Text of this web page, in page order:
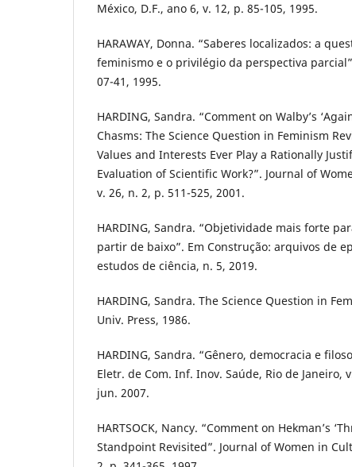
México, D.F., ano 6, v. 12, p. 85-105, 1995.
HARAWAY, Donna. “Saberes localizados: a
feminismo e o privilégio da perspectiva
07-41, 1995.
HARDING, Sandra. “Comment on Walby’s
Chasms: The Science Question in Feminism
Values and Interests Ever Play a Rationally
Evaluation of Scientific Work?”. Journal of
v. 26, n. 2, p. 511-525, 2001.
HARDING, Sandra. “Objetividade mais forte
partir de baixo”. Em Construção: arquivos de
estudos de ciência, n. 5, 2019.
HARDING, Sandra. The Science Question in
Univ. Press, 1986.
HARDING, Sandra. “Gênero, democracia e
Eletr. de Com. Inf. Inov. Saúde, Rio de Janeiro,
jun. 2007.
HARTSOCK, Nancy. “Comment on Hekman’s
Standpoint Revisited”. Journal of Women in